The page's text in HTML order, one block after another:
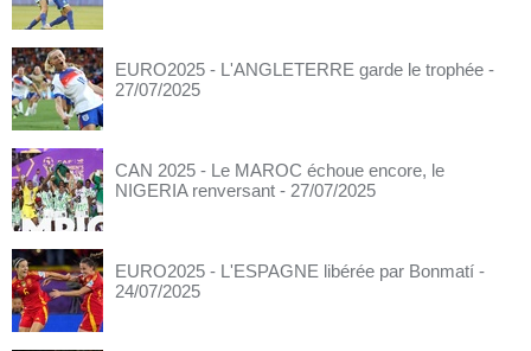
EURO2025 - L'ANGLETERRE garde le trophée -
27/07/2025
CAN 2025 - Le MAROC échoue encore, le
NIGERIA renversant - 27/07/2025
EURO2025 - L'ESPAGNE libérée par Bonmatí -
24/07/2025